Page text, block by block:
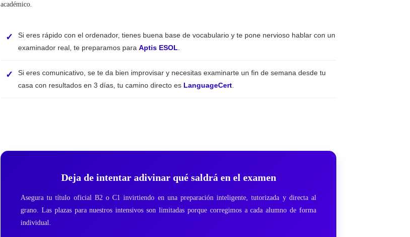
académico.
Si eres rápido con el ordenador, tienes buena base de vocabulario y te pone nervioso hablar con un
examinador real, te preparamos para Aptis ESOL.
Si eres comunicativo, se te da bien improvisar y necesitas examinarte un fin de semana desde tu
casa con resultados en 3 días, tu camino directo es LanguageCert.
Deja de intentar adivinar qué saldrá en el examen
Asegura tu título oficial B2 o C1 invirtiendo en una preparación inteligente, tutorizada y directa al
grano. Las plazas para nuestros intensivos son limitadas porque corregimos a cada alumno de forma
individual.